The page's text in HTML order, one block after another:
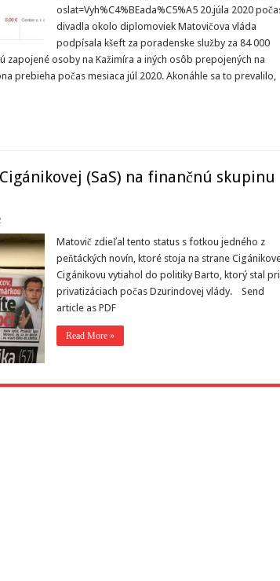
oslat=Vyh%C4%BEada%C5%A5 20.júla 2020
divadla okolo diplomoviek Matovičova vláda
podpísala kšeft za poradenske služby za 84 000
zapojené osoby na Kažimíra a iných osôb prepojených na
prebieha počas mesiaca júl 2020. Akonáhle sa to prevalilo,
(SaS) na finančnú skupinu
Matovič zdieľal tento status s fotkou jedného z
peňtáckých novín, ktoré stoja na strane
Cigánikovu vytiahol do politiky Barto, ktorý stal pri
privatizáciach počas Dzurindovej vlády. Send
article as PDF
Read More »